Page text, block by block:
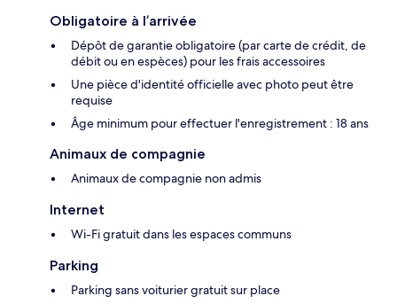
Obligatoire à l’arrivée
Dépôt de garantie obligatoire (par carte de crédit, de
débit ou en espèces) pour les frais accessoires
Une pièce d'identité officielle avec photo peut être
requise
Âge minimum pour effectuer l'enregistrement : 18 ans
Animaux de compagnie
Animaux de compagnie non admis
Internet
Wi-Fi gratuit dans les espaces communs
Parking
Parking sans voiturier gratuit sur place